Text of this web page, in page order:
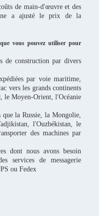
de main-d'œuvre et des
a ajusté le prix de la
vous pouvez utiliser pour
de construction par divers
par voie maritime,
vers les grands continents
le Moyen-Orient, l'Océanie
la Russie, la Mongolie,
l'Ouzbékistan, le
des machines par
dont nous avons besoin
services de messagerie
ou Fedex